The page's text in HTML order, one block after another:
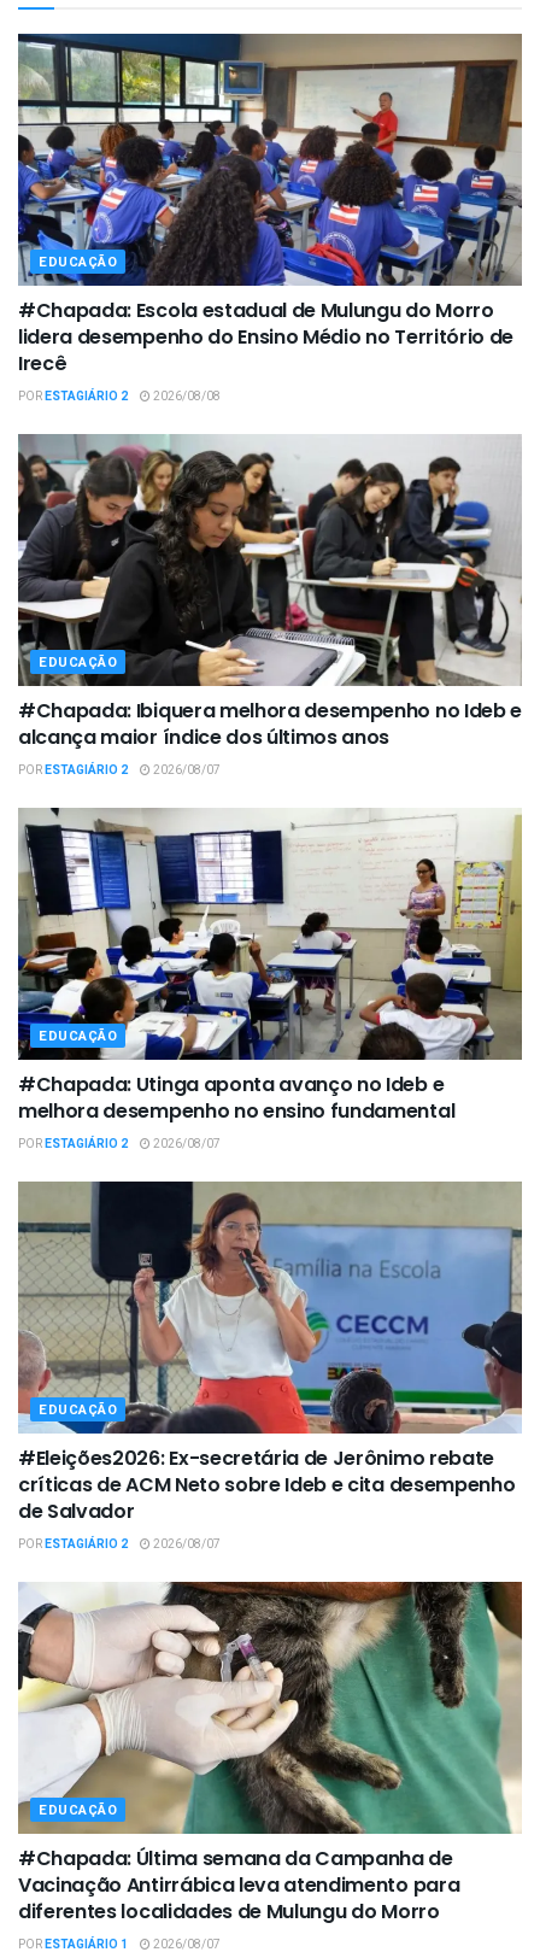
EDUCAÇÃO
#Chapada: Escola estadual de Mulungu do Morro
lidera desempenho do Ensino Médio no Território de
Irecê
PORESTAGIÁRIO 2 2026/08/08
EDUCAÇÃO
#Chapada: Ibiquera melhora desempenho no Ideb e
alcança maior índice dos últimos anos
PORESTAGIÁRIO 2 2026/08/07
EDUCAÇÃO
#Chapada: Utinga aponta avanço no Ideb e
melhora desempenho no ensino fundamental
PORESTAGIÁRIO 2 2026/08/07
EDUCAÇÃO
#Eleições2026: Ex-secretária de Jerônimo rebate
críticas de ACM Neto sobre Ideb e cita desempenho
de Salvador
PORESTAGIÁRIO 2 2026/08/07
EDUCAÇÃO
#Chapada: Última semana da Campanha de
Vacinação Antirrábica leva atendimento para
diferentes localidades de Mulungu do Morro
PORESTAGIÁRIO 1 2026/08/07